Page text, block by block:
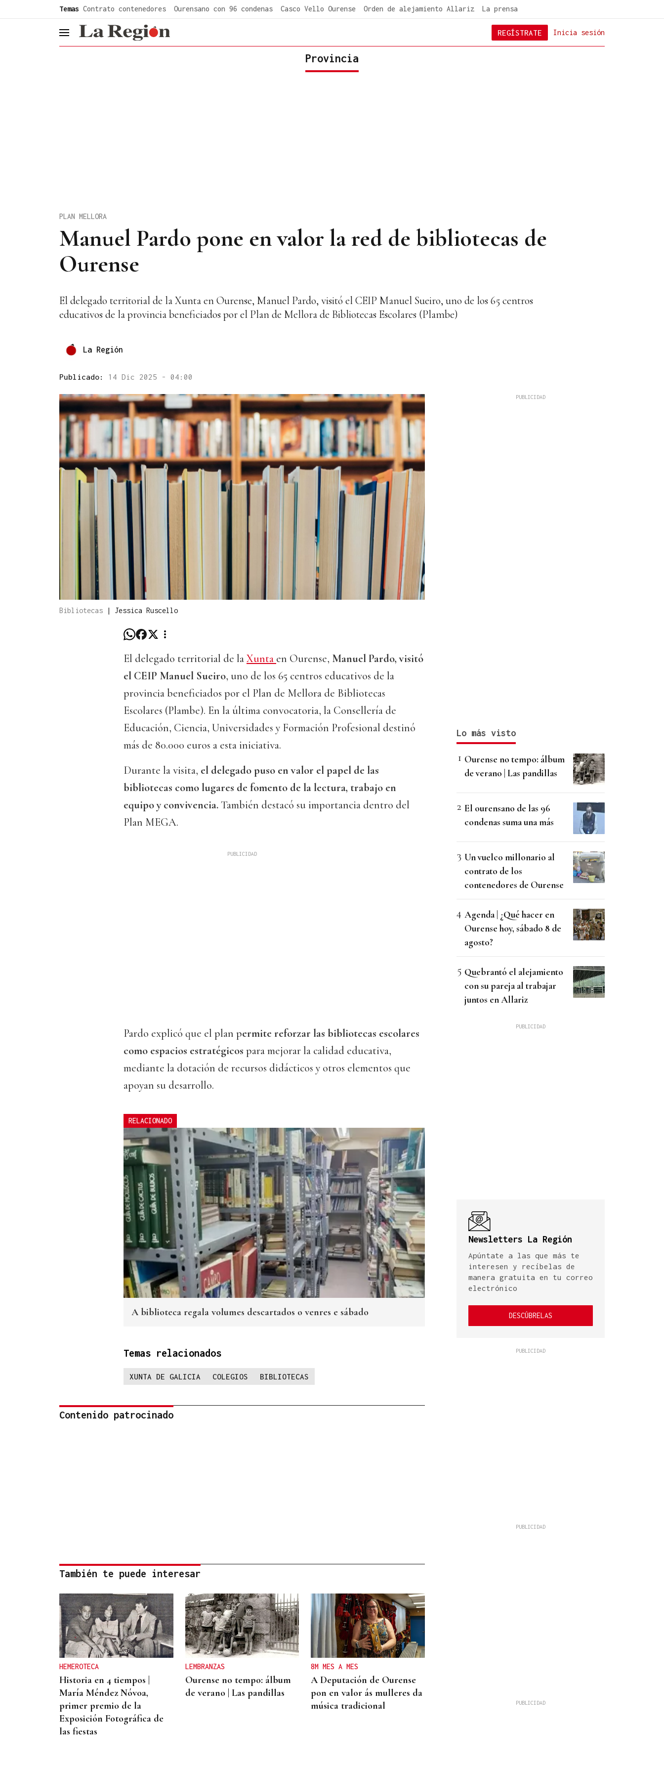
Temas Contrato contenedores Ourensano con 96 condenas Casco Vello Ourense Orden de alejamiento Allariz La prensa
header.menu.open Inicia sesión
REGÍSTRATE
Provincia
Manuel Pardo pone en valor la red de bibliotecas de
Ourense
PLAN MELLORA
El delegado territorial de la Xunta en Ourense, Manuel Pardo, visitó el CEIP Manuel Sueiro, uno de los 65 centros
educativos de la provincia beneficiados por el Plan de Mellora de Bibliotecas Escolares (Plambe)
La Región
Publicado: 14 Dic 2025 - 04:00
Bibliotecas | Jessica Ruscello
El delegado territorial de laXunta en Ourense, Manuel Pardo, visitó
el CEIP Manuel Sueiro, uno de los 65 centros educativos de la
provincia beneficiados por el Plan de Mellora de Bibliotecas
Escolares (Plambe). En la última convocatoria, la Consellería de
Educación, Ciencia, Universidades y Formación Profesional destinó
más de 80.000 euros a esta iniciativa.
Durante la visita, el delegado puso en valor el papel de las
bibliotecas como lugares de fomento de la lectura, trabajo en
equipo y convivencia.También destacó su importancia dentro del
Plan MEGA.
Pardo explicó que el plan permite reforzar las bibliotecas escolares
como espacios estratégicos para mejorar la calidad educativa,
mediante la dotación de recursos didácticos y otros elementos que
apoyan su desarrollo.
RELACIONADO
A biblioteca regala volumes descartados o venres e sábado
Temas relacionados
XUNTA DE GALICIA COLEGIOS BIBLIOTECAS
Contenido patrocinado
También te puede interesar
HEMEROTECA
Historia en 4 tiempos |
María Méndez Nóvoa,
primer premio de la
Exposición Fotográfica de
las fiestas
LEMBRANZAS
Ourense no tempo: álbum
de verano | Las pandillas
8M MES A MES
A Deputación de Ourense
pon en valor ás mulleres da
música tradicional
Lo más visto
Ourense no tempo: álbum
de verano | Las pandillas
El ourensano de las 96
condenas suma una más
Un vuelco millonario al
contrato de los
contenedores de Ourense
Agenda | ¿Qué hacer en
Ourense hoy, sábado 8 de
agosto?
Quebrantó el alejamiento
con su pareja al trabajar
juntos en Allariz
Newsletters La Región
Apúntate a las que más te
interesen y recíbelas de
manera gratuita en tu correo
electrónico
DESCÚBRELAS